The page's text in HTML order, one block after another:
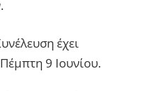
έχει
9 Ιουνίου.